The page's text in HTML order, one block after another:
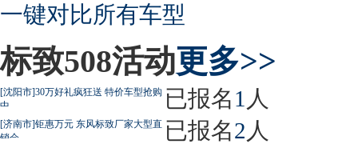
一键对比所有车型
标致508活动更多>>
[沈阳市]30万好礼疯狂送 特价车型抢购
中
已报名1 人
[济南市]钜惠万元 东风标致厂家大型直
销会
已报名2 人